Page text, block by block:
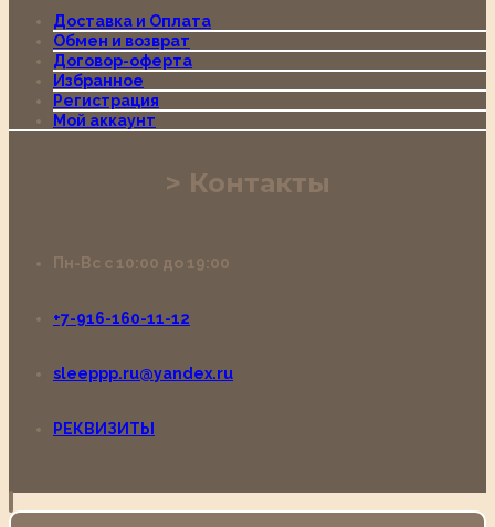
Доставка и Оплата
Обмен и возврат
Договор-оферта
Избранное
Регистрация
Мой аккаунт
Контакты
Пн-Вс с 10:00 до 19:00
+7-916-160-11-12
sleeppp.ru@yandex.ru
РЕКВИЗИТЫ